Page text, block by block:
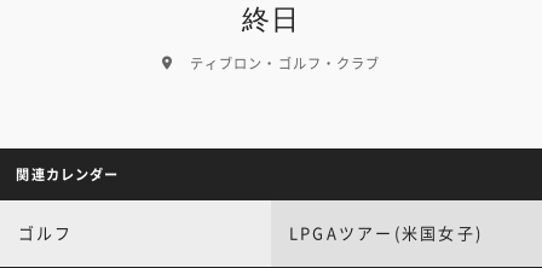
終日
ティブロン・ゴルフ・クラブ
関連カレンダー
ゴルフ LPGAツアー(米国女子)